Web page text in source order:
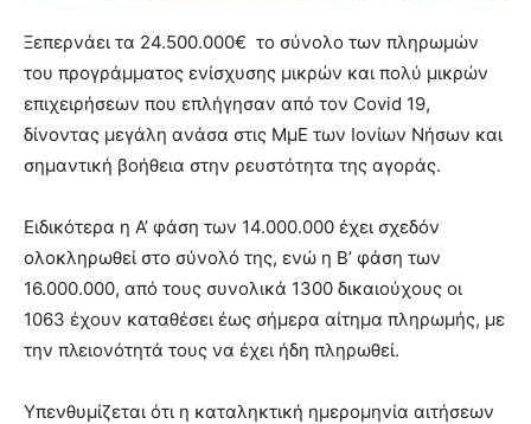
Ξεπερνάει τα 24.500.000€ το σύνολο των πληρωμών
του προγράμματος ενίσχυσης μικρών και πολύ μικρών
επιχειρήσεων που επλήγησαν από τον Covid 19,
δίνοντας μεγάλη ανάσα στις ΜμΕ των Ιονίων Νήσων και
σημαντική βοήθεια στην ρευστότητα της αγοράς.
Ειδικότερα η Α’ φάση των 14.000.000 έχει σχεδόν
ολοκληρωθεί στο σύνολό της, ενώ η Β’ φάση των
16.000.000, από τους συνολικά 1300 δικαιούχους οι
1063 έχουν καταθέσει έως σήμερα αίτημα πληρωμής, με
την πλειονότητά τους να έχει ήδη πληρωθεί.
Υπενθυμίζεται ότι η καταληκτική ημερομηνία αιτήσεων